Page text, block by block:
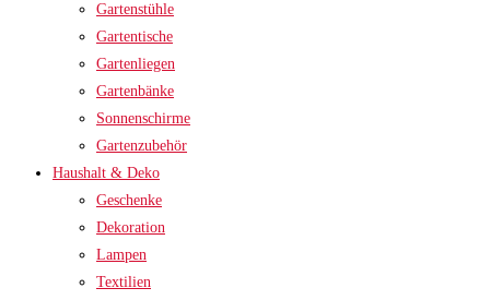
Gartenstühle
Gartentische
Gartenliegen
Gartenbänke
Sonnenschirme
Gartenzubehör
Haushalt & Deko
Geschenke
Dekoration
Lampen
Textilien